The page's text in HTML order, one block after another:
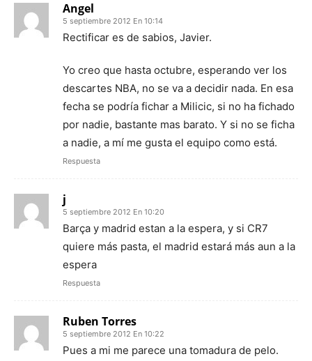
Angel
5 septiembre 2012 En 10:14
Rectificar es de sabios, Javier.
Yo creo que hasta octubre, esperando ver los
descartes NBA, no se va a decidir nada. En esa
fecha se podría fichar a Milicic, si no ha fichado
por nadie, bastante mas barato. Y si no se ficha
a nadie, a mí me gusta el equipo como está.
Respuesta
j
5 septiembre 2012 En 10:20
Barça y madrid estan a la espera, y si CR7
quiere más pasta, el madrid estará más aun a la
espera
Respuesta
Ruben Torres
5 septiembre 2012 En 10:22
Pues a mi me parece una tomadura de pelo.